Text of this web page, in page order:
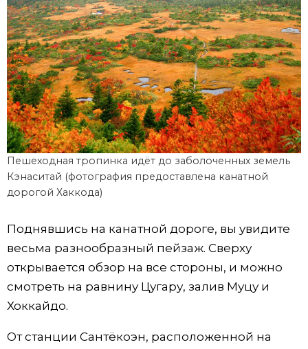
Пешеходная тропинка идёт до заболоченных земель
Кэнаситай (фотография предоставлена канатной
дорогой Хаккода)
Поднявшись на канатной дороге, вы увидите
весьма разнообразный пейзаж. Сверху
открывается обзор на все стороны, и можно
смотреть на равнину Цугару, залив Муцу и
Хоккайдо.
От станции Сантёкоэн, расположенной на